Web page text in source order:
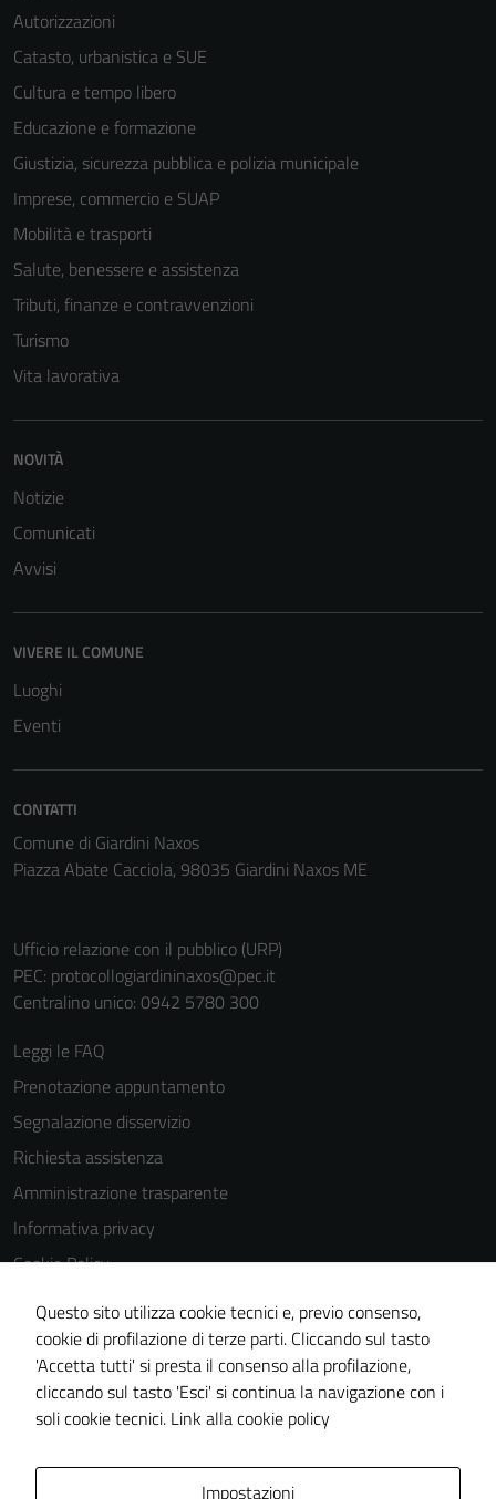
Autorizzazioni
Catasto, urbanistica e SUE
Cultura e tempo libero
Educazione e formazione
Giustizia, sicurezza pubblica e polizia municipale
Imprese, commercio e SUAP
Mobilità e trasporti
Salute, benessere e assistenza
Tributi, finanze e contravvenzioni
Turismo
Vita lavorativa
NOVITÀ
Notizie
Comunicati
Avvisi
VIVERE IL COMUNE
Luoghi
Eventi
CONTATTI
Comune di Giardini Naxos
Piazza Abate Cacciola, 98035 Giardini Naxos ME
Ufficio relazione con il pubblico (URP)
PEC: protocollogiardininaxos@pec.it
Centralino unico: 0942 5780 300
Leggi le FAQ
Prenotazione appuntamento
Segnalazione disservizio
Richiesta assistenza
Amministrazione trasparente
Informativa privacy
Cookie Policy
Note legali
Dichiarazione di accessibilità
Obiettivi di accessibilità
Piano di miglioramento del sito
Questo sito utilizza cookie tecnici e, previo consenso,
cookie di profilazione di terze parti. Cliccando sul tasto
'Accetta tutti' si presta il consenso alla profilazione,
cliccando sul tasto 'Esci' si continua la navigazione con i
soli cookie tecnici. Link alla cookie policy
Impostazioni
Tecnici